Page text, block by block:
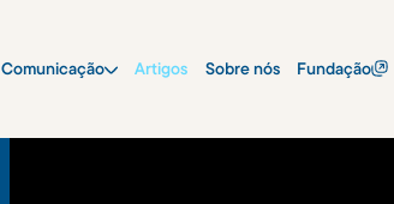
Comunicação Artigos Sobre nós Fundação